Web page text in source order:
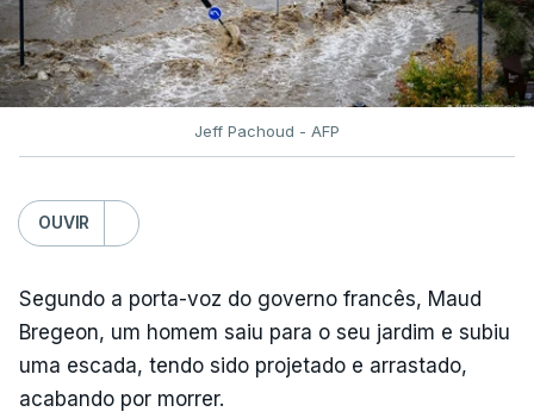
Jeff Pachoud - AFP
OUVIR
Segundo a porta-voz do governo francês, Maud
Bregeon, um homem saiu para o seu jardim e subiu
uma escada, tendo sido projetado e arrastado,
acabando por morrer.